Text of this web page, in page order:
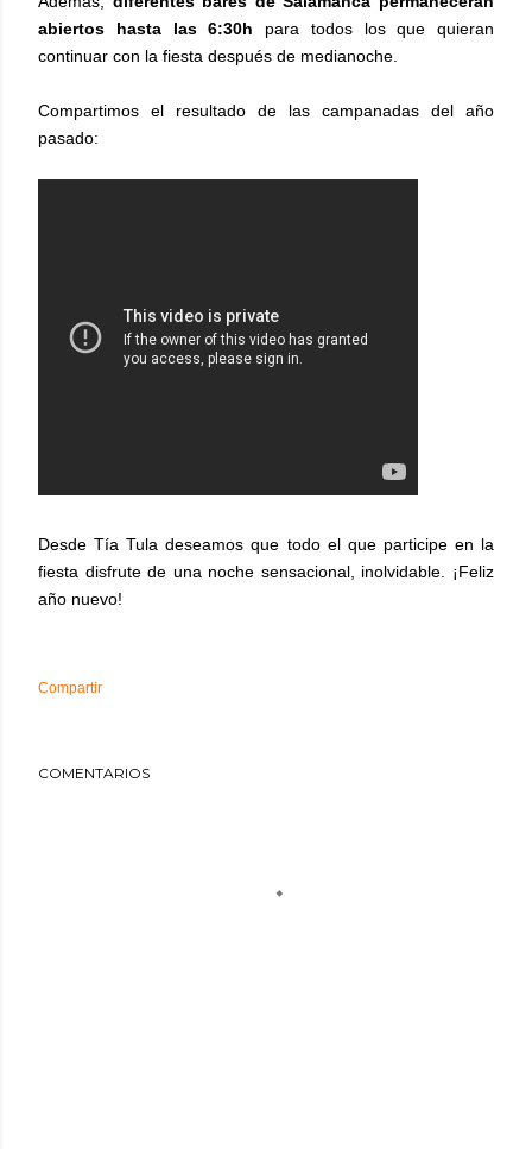
abiertos hasta las 6:30h para todos los que quieran
continuar con la fiesta después de medianoche.
Compartimos el resultado de las campanadas del año
pasado:
Desde Tía Tula deseamos que todo el que participe en la
fiesta disfrute de una noche sensacional, inolvidable. ¡Feliz
año nuevo!
Compartir
COMENTARIOS